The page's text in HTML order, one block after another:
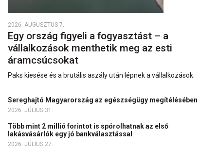
2026. AUGUSZTUS 7.
Egy ország figyeli a fogyasztást – a
vállalkozások menthetik meg az esti
áramcsúcsokat
Paks kiesése és a brutális aszály után lépnek a vállalkozások.
Sereghajtó Magyarország az egészségügy megítélésében
2026. JÚLIUS 31.
Több mint 2 millió forintot is spórolhatnak az első
lakásvásárlók egy jó bankválasztással
2026. JÚLIUS 27.